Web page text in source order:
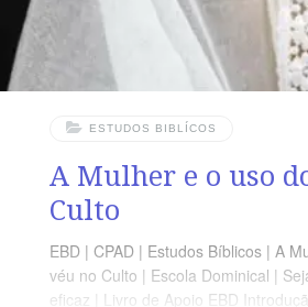
ESTUDOS BIBLÍCOS
A Mulher e o uso
Culto
EBD | CPAD | Estudos Bíblicos | A
véu no Culto | Escola Dominical |
eficaz | Livro de Apoio EBD